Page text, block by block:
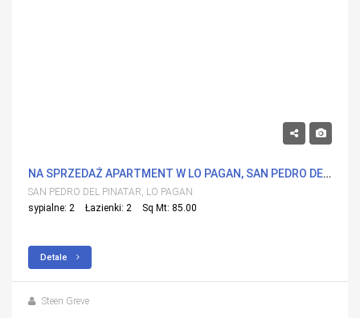
NA SPRZEDAŻ APARTMENT W LO PAGAN, SAN PEDRO DEL PINATAR Z BASENEM
SAN PEDRO DEL PINATAR, LO PAGAN
sypialne: 2
Łazienki: 2 Sq Mt: 85.00
Detale
Steen Greve